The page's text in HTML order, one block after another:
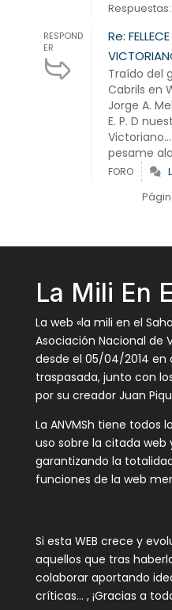
RESPOND
ER
Re:
Traído del
Cabrils en
Jorge A.
E. P. D
pesame
FORO
La Mili En
La web «la mili en el
Asociación Nacional de
desde el 05/04/2014
traspasada, junto con
por su creador Juan
La ANVMSh tiene todos
uso sobre la citada web
garantizando la
funciones de la web
Si esta WEB crece y
aquellos que tras
colaborar aportando
críticas… , ¡Gracias a